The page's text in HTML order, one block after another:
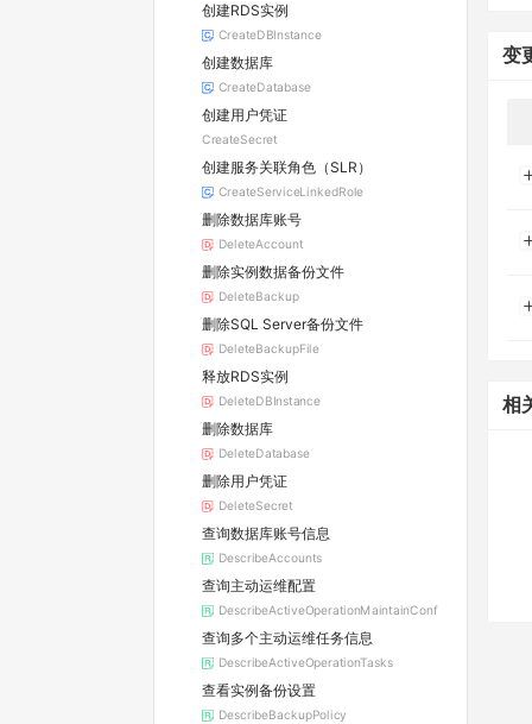
创建RDS实例
CreateDBInstance
创建数据库
CreateDatabase
创建用户凭证
CreateSecret
创建服务关联角色（SLR）
CreateServiceLinkedRole
删除数据库账号
DeleteAccount
删除实例数据备份文件
DeleteBackup
删除SQL Server备份文件
DeleteBackupFile
释放RDS实例
DeleteDBInstance
删除数据库
DeleteDatabase
删除用户凭证
DeleteSecret
查询数据库账号信息
DescribeAccounts
查询主动运维配置
DescribeActiveOperationMaintainConf
查询多个主动运维任务信息
DescribeActiveOperationTasks
查看实例备份设置
DescribeBackupPolicy
变
相